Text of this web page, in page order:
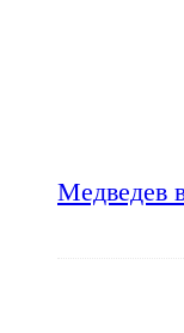
Медведев